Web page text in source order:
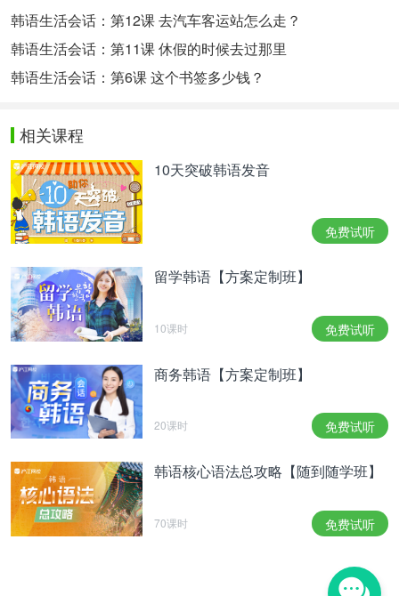
모습을 보여주기 위해 신경을 썼다"라고 말했다. 이
어 "오인범으로 빙의되기 전에 다른 배우들이 어떻게
연기했는지 체크하고 참고해서 연기할 때 톤을 비슷
하게 했다. 최대한 모니터를 하고 반영했
대한 애정을 드러냈다.
特别是他对吴仁范这个角色表现出了热爱之情。郑容
和说：“从接到剧本开始，我就确信自己能演好吴仁
范。应该说是确信如果我来演的话会把这个角色演活
吧。所以我很喜欢他，而且更心动”，“在读剧本的过
程中，为了能与娜拉姐的角色形成对比，展现出滑头
的一面，我费了不少心思。”接着他说：“在饰演吴仁
范之前，我先看了一下其他演员是怎么演的，然后作
为参考，在表演的时候让自己的语调与之相似。我尽
可能地通过镜头自我评估和反映，结果好像拍得更
力所能及的范围内尽到了最大的努力”，表达了对角
色的热爱。
정용화는 오인범을 연기할 때 본인의 성격을 가미하
려 했다고. 정용화는 "내가 능글맞을 때도 있고, 진지
할 때도 있는데 대본 속 오인범을 보고 이런 식으로
차별화를 두고 싶었다"라며 "
의 사연은 진지하게
대하면서 나머지는 밝고 코믹하게 가려고 했다"고 말
했다. 그는 "오인범은 아픈 사연이 많아서 캐릭터가
잘할 수 있을
韩语生活会话：第12课 去汽车客运站怎么走？
韩语生活会话：第11课 休假的时候去过那里
韩语生活会话：第6课 这个书签多少钱？
相关课程
10天突破韩语发音
免费试听
留学韩语【方案定制班】
10课时 免费试听
商务韩语【方案定制班】
20课时 免费试听
韩语核心语法总攻略【随到随学班】
70课时 免费试听